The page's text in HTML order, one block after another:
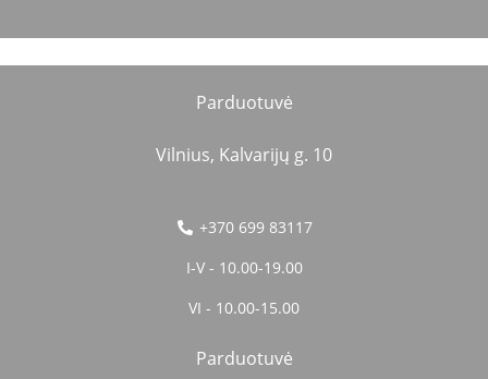
Parduotuvė
Vilnius, Kalvarijų g. 10
+370 699 83117
I-V - 10.00-19.00
VI - 10.00-15.00
Parduotuvė